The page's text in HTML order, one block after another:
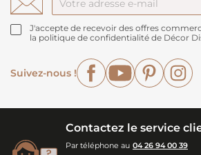
J'accepte de recevoir des offres
la politique de confidentialité de Décor
Suivez-nous !
FacebookYouTube
Contactez le service
Par téléphone au 04 26 94 00 39